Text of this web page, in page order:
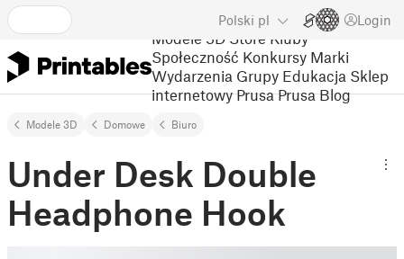
Polski pl Login
Modele 3D Store Kluby
Społeczność Konkursy Marki
Wydarzenia Grupy Edukacja Sklep
internetowy Prusa Prusa Blog
Modele 3D Domowe Biuro
Under Desk Double
Headphone Hook